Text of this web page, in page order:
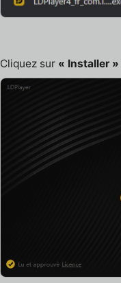
Cliquez sur « Installer »